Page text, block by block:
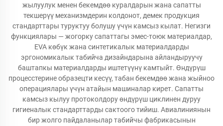
жылуулук менен бекемдөө куралдарын жана сапатты
текшерүү механизмдерин колдонот, демек продукция
стандарттары туруктуу болушу үчүн камсыз кылат. Негизги
функциялары — жогорку сапаттагы эмес-тоюк материалдар,
EVA көбүк жана синтетикалык материалдарды
эргономикалык табийча дизайндарына айландыруучу
баштапкы материалдарды иштетүүнү камтыйт. Өндүрүш
процесстерине образецти кесүү, табан бекемдөө жана жыйноо
операциялары үчүн атайын машиналар кирет. Сапатты
камсыз кылуу протоколдору өндүрүш циклинен дуруу
гигиеналык стандарттарды сактоого тийиш. Авиалиниянын
бир жолго пайдаланылар табийчы фабрикасынын